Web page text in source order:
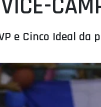
e Cinco Ideal da